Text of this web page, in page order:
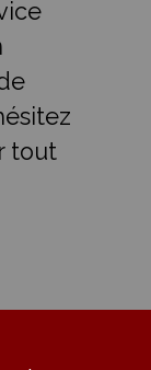
tout